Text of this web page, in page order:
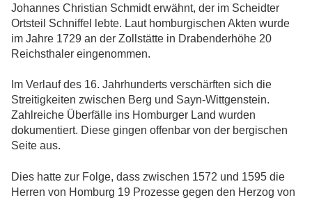
Johannes Christian Schmidt erwähnt, der im Scheidter
Ortsteil Schniffel lebte. Laut homburgischen Akten wurde
im Jahre 1729 an der Zollstätte in Drabenderhöhe 20
Reichsthaler eingenommen.
Im Verlauf des 16. Jahrhunderts verschärften sich die
Streitigkeiten zwischen Berg und Sayn-Wittgenstein.
Zahlreiche Überfälle ins Homburger Land wurden
dokumentiert. Diese gingen offenbar von der bergischen
Seite aus.
Dies hatte zur Folge, dass zwischen 1572 und 1595 die
Herren von Homburg 19 Prozesse gegen den Herzog von